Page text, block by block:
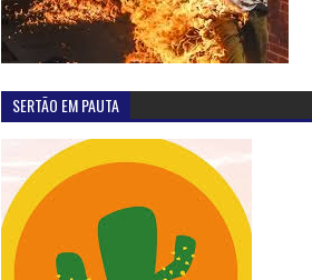
SERTÃO EM PAUTA